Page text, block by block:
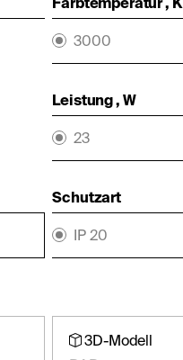
3000
Leistung , W
23
Schutzart
IP 20
3D-Modell